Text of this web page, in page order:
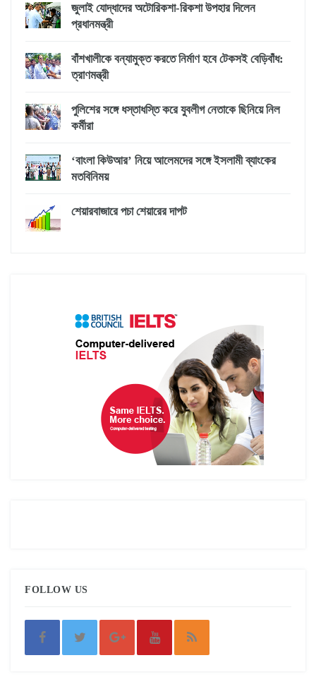
জুলাই যোদ্ধাদের অটোরিকশা-রিকশা উপহার দিলেন
প্রধানমন্ত্রী
বাঁশখালীকে বন্যামুক্ত করতে নির্মাণ হবে টেকসই বেড়িবাঁধ:
ত্রাণমন্ত্রী
পুলিশের সঙ্গে ধস্তাধস্তি করে যুবলীগ নেতাকে ছিনিয়ে নিল
কর্মীরা
‘বাংলা কিউআর’ নিয়ে আলেমদের সঙ্গে ইসলামী ব্যাংকের
মতবিনিময়
শেয়ারবাজারে পচা শেয়ারের দাপট
FOLLOW US